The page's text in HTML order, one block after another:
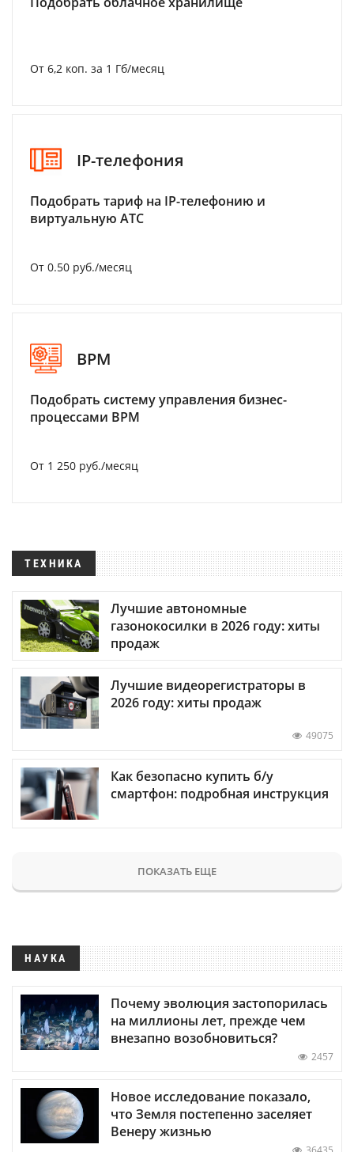
От 6,2 коп. за 1 Гб/месяц
IP-телефония
Подобрать тариф на IP-телефонию и
виртуальную АТС
От 0.50 руб./месяц
BPM
Подобрать систему управления бизнес-
процессами BPM
От 1 250 руб./месяц
ТЕХНИКА
Лучшие автономные
газонокосилки в 2026 году: хиты
продаж
Лучшие видеорегистраторы в
2026 году: хиты продаж
49075
Как безопасно купить б/у
смартфон: подробная инструкция
ПОКАЗАТЬ ЕЩЕ
НАУКА
Почему эволюция застопорилась
на миллионы лет, прежде чем
внезапно возобновиться?
2457
Новое исследование показало,
что Земля постепенно заселяет
Венеру жизнью